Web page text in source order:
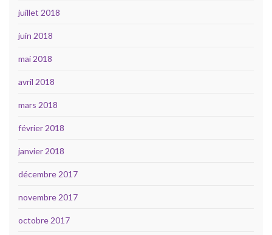
juillet 2018
juin 2018
mai 2018
avril 2018
mars 2018
février 2018
janvier 2018
décembre 2017
novembre 2017
octobre 2017